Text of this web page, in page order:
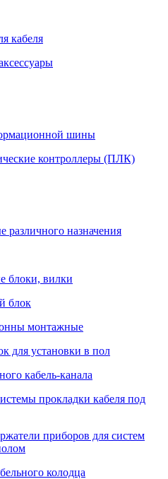
кабеля
шины
контроллеры (ПЛК)
назначения
блоки, вилки
блок
монтажные
для установки в пол
кабель-канала
прокладки кабеля под
приборов для систем
колодца